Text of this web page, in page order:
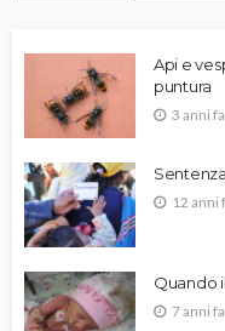
Api e
puntura
3 anni fa
12 anni
Quando
7 anni fa